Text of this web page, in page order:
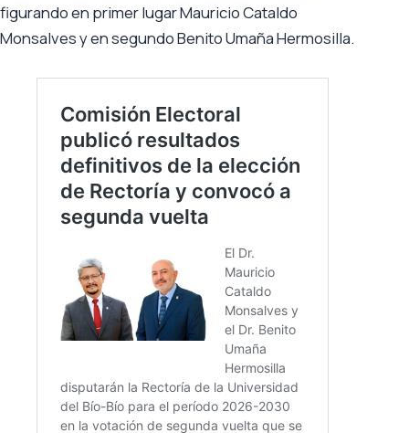
figurando en primer lugar Mauricio Cataldo
Monsalves y en segundo Benito Umaña Hermosilla.